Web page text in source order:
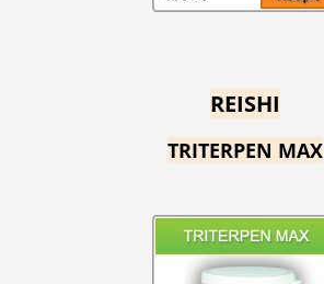
REISHI
TRITERPEN MAX